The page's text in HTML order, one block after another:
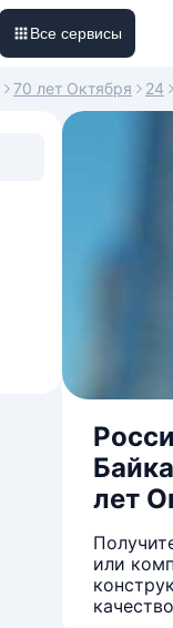
Все сервисы
70 лет Октября 24
лет
или